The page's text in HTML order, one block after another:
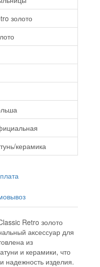
золото
керамика
Retro золото
аксессуар для
из
и керамики, что
надежность изделия.